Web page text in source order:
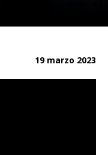
19 marzo 2023